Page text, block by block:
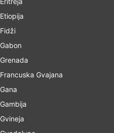
Etiopija
Fidži
Gabon
Grenada
Francuska Gvajana
Gana
Gambija
Gvineja